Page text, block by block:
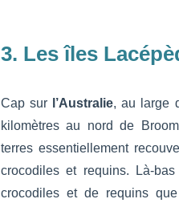
3. Les îles
Cap sur l’Australie, au large
kilomètres au nord de
terres essentiellement
crocodiles et requins. Là-
crocodiles et de requins